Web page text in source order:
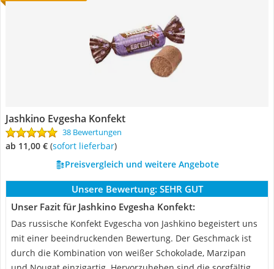
Jashkino Evgesha Konfekt
38 Bewertungen
ab 11,00 € ( Sofort lieferbar)
Preisvergleich und weitere Angebote
Unsere Bewertung: SEHR GUT
Unser Fazit für Jashkino Evgesha Konfekt:
Das russische Konfekt Evgescha von Jashkino begeistert uns
mit einer beeindruckenden Bewertung. Der Geschmack ist
durch die Kombination von weißer Schokolade, Marzipan